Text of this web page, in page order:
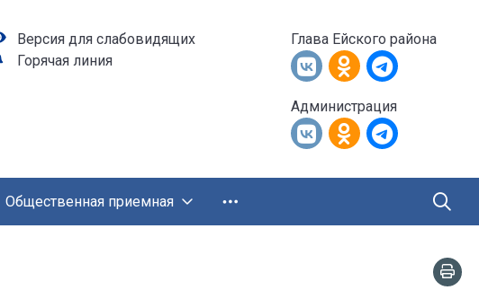
Версия для слабовидящих
Горячая линия
Глава Ейского района
Администрация
Общественная приемная